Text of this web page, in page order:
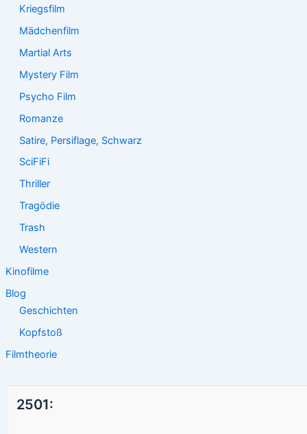
Kriegsfilm
Mädchenfilm
Martial Arts
Mystery Film
Psycho Film
Romanze
Satire, Persiflage, Schwarz
SciFiFi
Thriller
Tragödie
Trash
Western
Kinofilme
Blog
Geschichten
Kopfstoß
Filmtheorie
2501: